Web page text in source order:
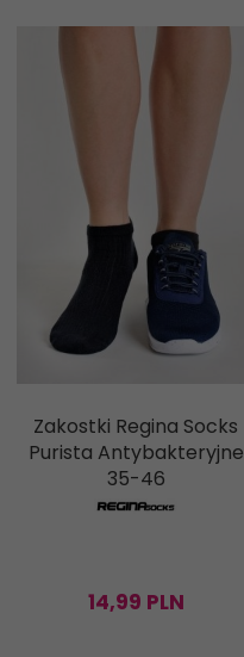
Zakostki Regina Socks
Purista Antybakteryjne
35-46
14,99 PLN